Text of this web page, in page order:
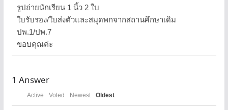
รูปถ่ายนักเรียน 1 นิ้ว 2 ใบ
ใบรับรอง/ใบส่งตัวและสมุดพกจากสถานศึกษาเดิม
ปพ.1/ปพ.7
ขอบคุณค่ะ
1 Answer
Active Voted Newest Oldest